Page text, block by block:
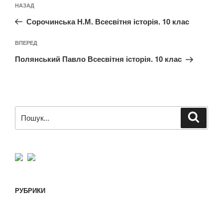
записів
Попередній
запис:
НАЗАД
Сорочинська Н.М. Всесвітня історія. 10 клас
Наступний
запис
ВПЕРЕД
Полянський Павло Всесвітня історія. 10 клас
за
РУБРИКИ